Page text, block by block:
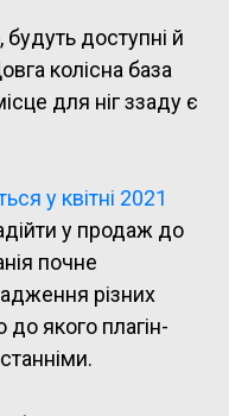
доступні й
колісна база
для ніг ззаду є
у квітні 2021
у продаж до
почне
різних
до якого плагін-